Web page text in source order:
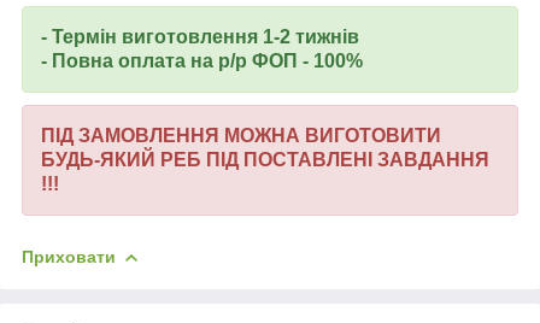
- Термін виготовлення 1-2 тижнів
- Повна оплата на р/р ФОП - 100%
ПІД ЗАМОВЛЕННЯ МОЖНА ВИГОТОВИТИ
БУДЬ-ЯКИЙ РЕБ ПІД ПОСТАВЛЕНІ ЗАВДАННЯ
!!!
Приховати